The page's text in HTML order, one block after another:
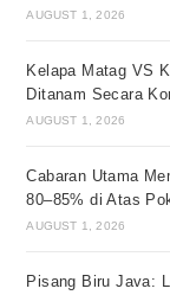
AUGUST 1, 2026
Kelapa Matag VS
Ditanam Secara
AUGUST 1, 2026
Cabaran Utama
80–85% di Atas
AUGUST 1, 2026
Pisang Biru Java: